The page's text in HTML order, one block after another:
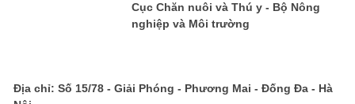
Cục Chăn nuôi và Thú y - Bộ Nông
nghiệp và Môi trường
Địa chỉ: Số 15/78 - Giải Phóng - Phương Mai - Đống Đa - Hà